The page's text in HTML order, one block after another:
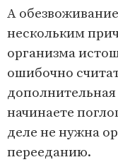
А
нескольким
организма
ошибочно
начинаете
деле не нужна
перееданию.